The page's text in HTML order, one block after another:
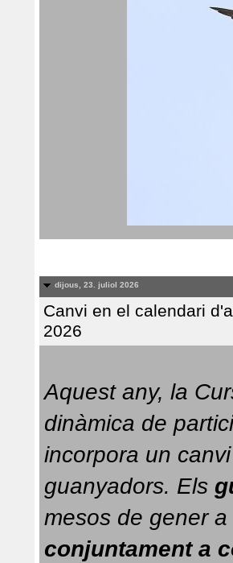
dijous, 23. juliol 2026
Canvi en el calendari
2026
Aquest any, la
dinàmica de
incorpora un
guanyadors. Els
conjuntament a